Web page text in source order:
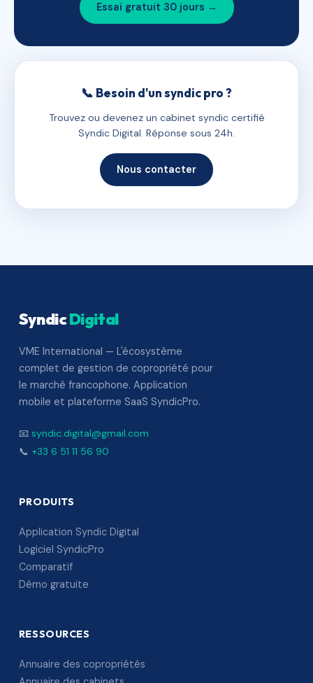
Essai gratuit 30 jours →
📞 Besoin d'un syndic pro ?
Trouvez ou devenez un cabinet syndic certifié
Syndic Digital. Réponse sous 24h.
Nous contacter
SyndicDigital
VME International — L'écosystème
complet de gestion de copropriété pour
le marché francophone. Application
mobile et plateforme SaaS SyndicPro.
📧 syndic.digital@gmail.com
📞 +33 6 51 11 56 90
PRODUITS
Application Syndic Digital
Logiciel SyndicPro
Comparatif
Démo gratuite
RESSOURCES
Annuaire des copropriétés